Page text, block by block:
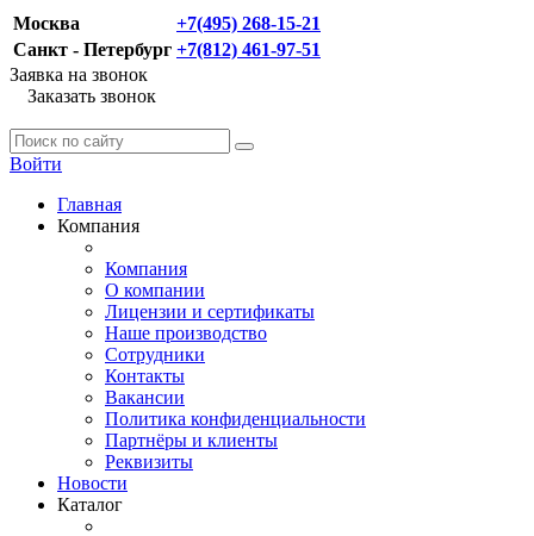
Москва
+7(495) 268-15-21
Санкт - Петербург +7(812) 461-97-51
Заявка на звонок
Заказать звонок
Войти
Главная
Компания
Компания
О компании
Лицензии и сертификаты
Наше производство
Сотрудники
Контакты
Вакансии
Политика конфиденциальности
Партнёры и клиенты
Реквизиты
Новости
Каталог